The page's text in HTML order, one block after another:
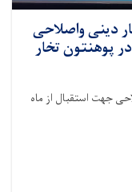
دینی واصلاحی
پوهنتون تخار
جهت استقبال از ماه